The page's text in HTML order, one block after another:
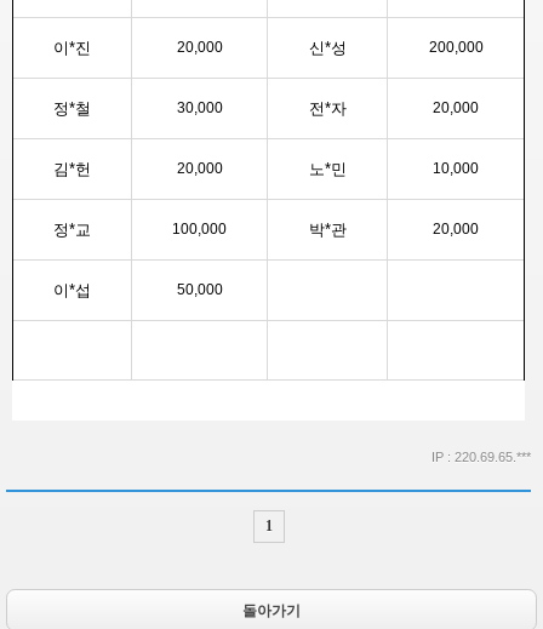
이*진 20,000 신*성 200,000
정*철 30,000 전*자 20,000
김*헌 20,000 노*민 10,000
정*교 100,000 박*관 20,000
이*섭 50,000
IP : 220.69.65.***
1
돌아가기